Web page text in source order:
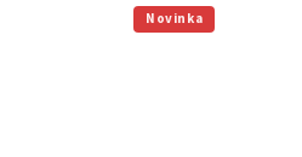
Novinka